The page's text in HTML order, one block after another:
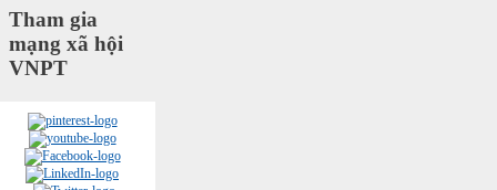
Tham gia
mạng xã hội
VNPT